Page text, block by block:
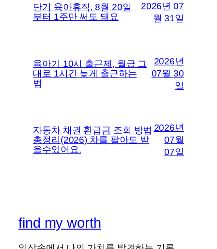
단기 육아휴직, 8월 20일
부터 1주만 써도 돼요
2026년 07
월 31일
육아기 10시 출근제, 월급 그
대로 1시간 늦게 출근하는
법
2026년
07월 30
일
자동차 채권 환급금 조회 방법
총정리(2026) 차를 팔아도 받
을수있어요.
2026년
07월
07일
find my worth